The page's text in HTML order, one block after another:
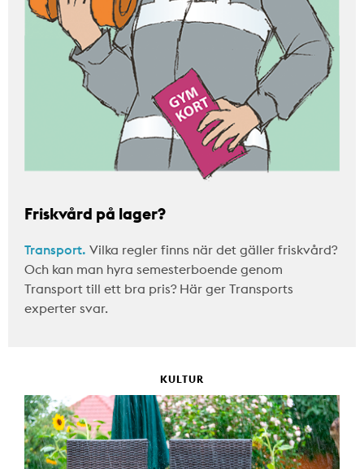
Friskvård på lager?
Transport. Vilka regler finns när det gäller friskvård?
Och kan man hyra semesterboende genom
Transport till ett bra pris? Här ger Transports
experter svar.
KULTUR